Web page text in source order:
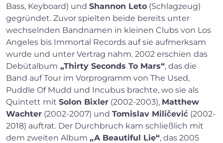
Bass, Keyboard) und Shannon Leto (Schlagzeug)
gegründet. Zuvor spielten beide bereits unter
wechselnden Bandnamen in kleinen Clubs von Los
Angeles bis Immortal Records auf sie aufmerksam
wurde und unter Vertrag nahm. 2002 erschien das
Debütalbum „Thirty Seconds To Mars“, das die
Band auf Tour im Vorprogramm von The Used,
Puddle Of Mudd und Incubus brachte, wo sie als
Quintett mit Solon Bixler (2002-2003), Matthew
Wachter (2002-2007) und Tomislav Miličević (2002-
2018) auftrat. Der Durchbruch kam schließlich mit
dem zweiten Album „A Beautiful Lie“, das 2005